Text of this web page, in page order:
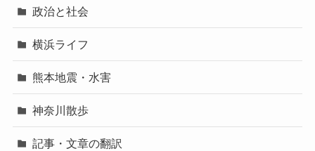
政治と社会
横浜ライフ
熊本地震・水害
神奈川散歩
記事・文章の翻訳